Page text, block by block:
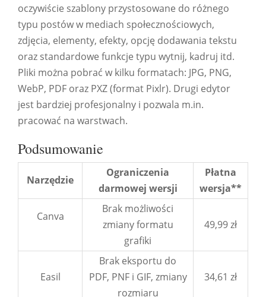
oczywiście szablony przystosowane do różnego
typu postów w mediach społecznościowych,
zdjęcia, elementy, efekty, opcję dodawania tekstu
oraz standardowe funkcje typu wytnij, kadruj itd.
Pliki można pobrać w kilku formatach: JPG, PNG,
WebP, PDF oraz PXZ (format Pixlr). Drugi edytor
jest bardziej profesjonalny i pozwala m.in.
pracować na warstwach.
Podsumowanie
Narzędzie
Ograniczenia
darmowej wersji
Płatna
wersja**
Canva
Brak możliwości
zmiany formatu
grafiki
49,99 zł
Easil
Brak eksportu do
PDF, PNF i GIF, zmiany
rozmiaru
34,61 zł